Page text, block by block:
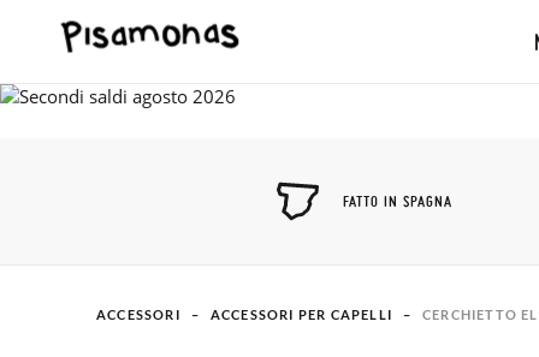
FATTO IN SPAGNA
ACCESSORI ACCESSORI PER CAPELLI CERCHIETTO